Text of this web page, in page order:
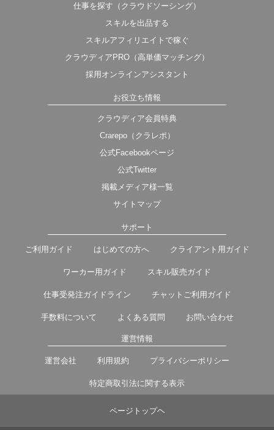
仕事を探す（クラウドソーシング）
スキルを出品する
スキルアフィリエイトで稼ぐ
クラウディアPRO（高単価マッチング）
採用オンラインアシスタント
お役立ち情報
クラウディア会員特典
Crarepo（クラレポ）
公式Facebookページ
公式Twitter
掲載メディア様一覧
サイトマップ
サポート
ご利用ガイド はじめての方へ クライアント用ガイド
ワーカー用ガイド スキル販売ガイド
仕事受発注ガイドライン チャットご利用ガイド
手数料について よくある質問 お問い合わせ
運営情報
運営会社 利用規約 プライバシーポリシー
特定商取引法に関する表示
ページトップヘ